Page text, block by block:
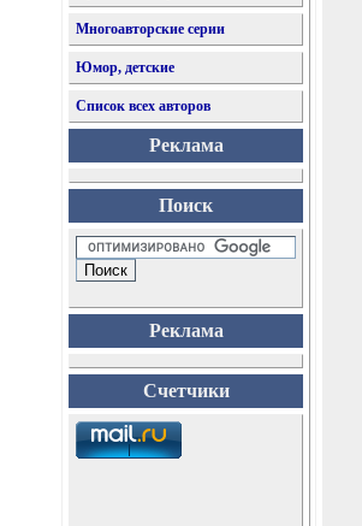
Многоавторские серии
Юмор, детские
Список всех авторов
Реклама
Поиск
Реклама
Счетчики